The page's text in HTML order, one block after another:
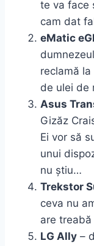
te va face
cam dat
eMatic
reclamă
de ulei de
Asus
Gizăz
Ei vor să
unui
nu știu…
Trekstor
ceva nu
are
LG Ally –